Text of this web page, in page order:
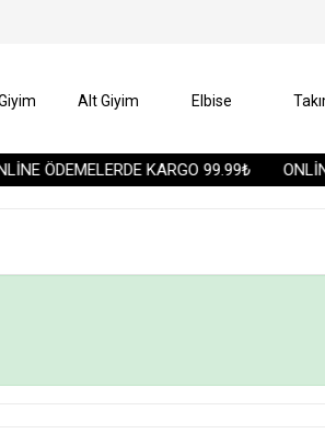
ÖDEMELERDE KARGO 99.99₺
Alt Giyim Elbise